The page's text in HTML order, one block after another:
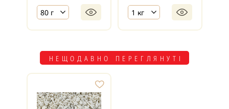
80 г
1 кг
НЕЩОДАВНО ПЕРЕГЛЯНУТІ